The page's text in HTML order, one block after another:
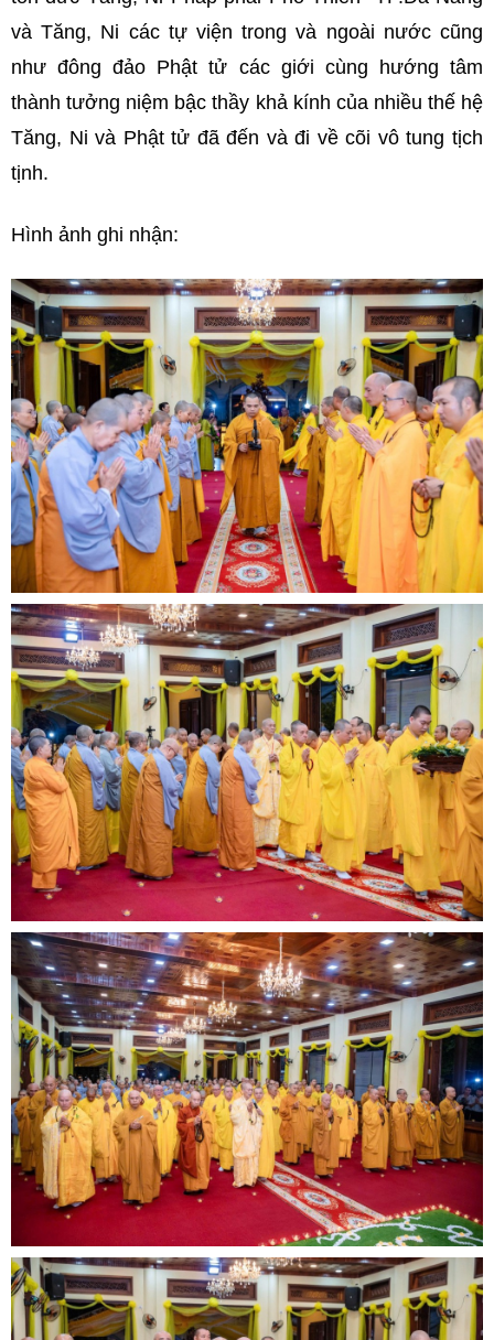
và Tăng, Ni các tự viện trong và ngoài nước cũng
như đông đảo Phật tử các giới cùng hướng tâm
thành tưởng niệm bậc thầy khả kính của nhiều thế hệ
Tăng, Ni và Phật tử đã đến và đi về cõi vô tung tịch
tịnh.
Hình ảnh ghi nhận: